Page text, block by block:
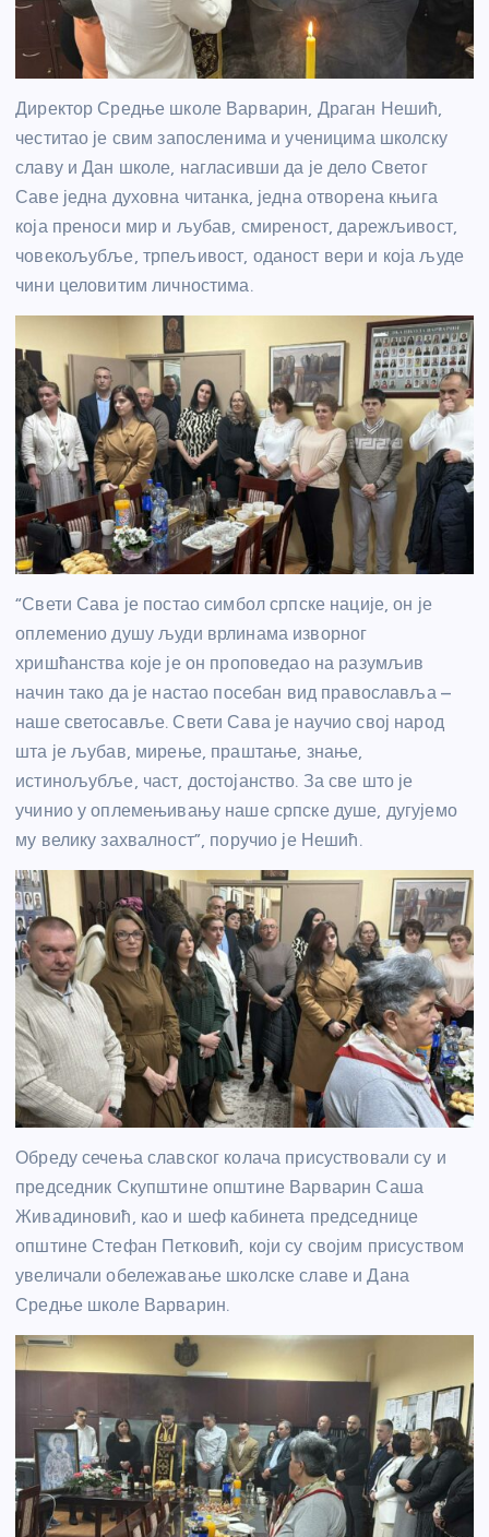
Директор Средње школе Варварин, Драган Нешић,
честитао је свим запосленима и ученицима школску
славу и Дан школе, нагласивши да је дело Светог
Саве једна духовна читанка, једна отворена књига
која преноси мир и љубав, смиреност, дарежљивост,
човекољубље, трпељивост, оданост вери и која људе
чини целовитим личностима.
“Свети Сава је постао симбол српске нације, он је
оплеменио душу људи врлинама изворног
хришћанства које је он проповедао на разумљив
начин тако да је настао посебан вид православља –
наше светосавље. Свети Сава је научио свој народ
шта је љубав, мирење, праштање, знање,
истинољубље, част, достојанство. За све што је
учинио у оплемењивању наше српске душе, дугујемо
му велику захвалност”, поручио је Нешић.
Обреду сечења славског колача присуствовали су и
председник Скупштине општине Варварин Саша
Живадиновић, као и шеф кабинета председнице
општине Стефан Петковић, који су својим присуством
увеличали обележавање школске славе и Дана
Средње школе Варварин.